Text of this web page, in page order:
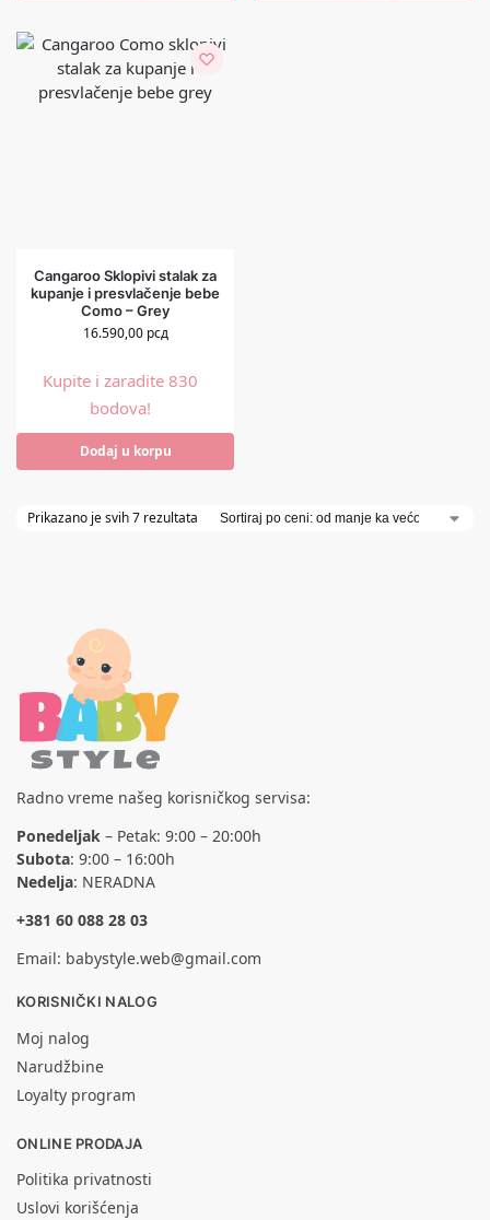
Cangaroo Sklopivi stalak za
kupanje i presvlačenje bebe
Como – Grey
16.590,00 рсд
Kupite i zaradite 830
bodova!
Dodaj u korpu
Prikazano je svih 7 rezultata
Radno vreme našeg korisničkog servisa:
Ponedeljak – Petak: 9:00 – 20:00h
Subota: 9:00 – 16:00h
Nedelja: NERADNA
+381 60 088 28 03
Email: babystyle.web@gmail.com
KORISNIČKI NALOG
Moj nalog
Narudžbine
Loyalty program
ONLINE PRODAJA
Politika privatnosti
Uslovi korišćenja